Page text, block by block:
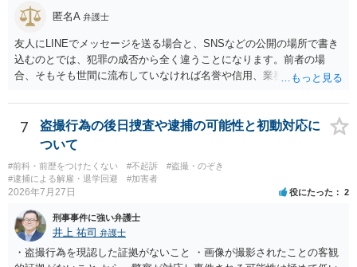
ません。したがって，自分が犯人であるとされることはないのです。
は，①～③に答えます。 ①について 腕の動き，女性への向かい方をみ
れば，酔っていて偶然の出来事か，意図的に偶然を装うように触った
のかは，わかります。触る瞬間ではなくて，触るまでの状況の方が重
くなるわけではありません。ですから，本件では，意図的だと疑われ
ることはないと思います。その雰囲気は，当たってしまった女性にも
伝わっていたのでしょう。ですから大丈夫です。なお，故意は，主観
面の話なので，防犯カメラの映像で決められることはありません。本
人の話（故意を否認する話）が実際の状況と矛盾しないかだけの話で
す。 ②について 犯人性が特定できませんから，逮捕や呼出の可能性は
ないと思います。 ③について ②がないので，③はそもそもないことが
前提なので，期間も考えなくて大丈夫です。 というわけで，本件は大
丈夫ですから，今後，同じような不安に襲われることがないように気
匿名A 弁護士
友人にLINEでメッセージを送る場合と、SNSなどの公開の場所で書き
込むのとでは、犯罪の成否から全く違うことになります。前者の場
合、そもそも世間に流布していなければ名誉や信用、業務にかかる犯
7
盗撮行為の後日捜査や逮捕の可能性と初動対応に
ついて
#前科・前歴をつけたくない #不起訴
#盗撮・のぞき
#逮捕による解雇・退学回避
#加害者
2026年7月27日 役にたった 2
刑事事件に強い弁護士
井上 祐司 弁護士
・盗撮行為を現認した証拠がないこと ・画像が撮影されたことの客観